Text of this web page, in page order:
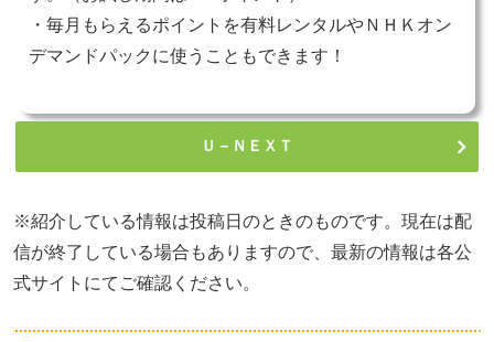
・毎月もらえるポイントを有料レンタルやＮＨＫオン
デマンドパックに使うこともできます！
Ｕ－ＮＥＸＴ
※紹介している情報は投稿日のときのものです。現在は配
信が終了している場合もありますので、最新の情報は各公
式サイトにてご確認ください。